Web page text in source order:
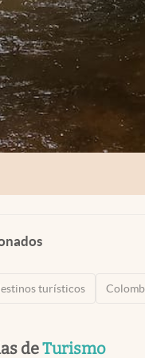
turísticos
deTurismo